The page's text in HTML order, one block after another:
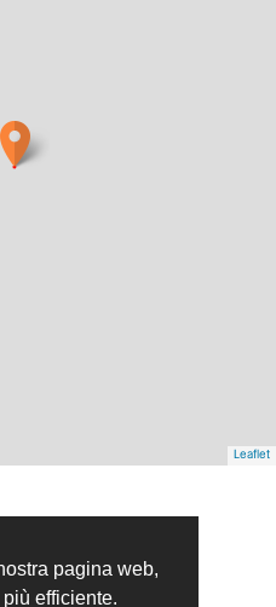
pagina web,
efficiente.
Leaflet